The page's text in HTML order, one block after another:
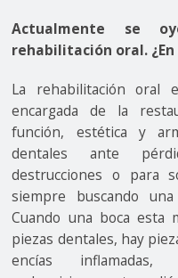
Actualmente se
rehabilitación oral.
La rehabilitación oral
encargada de la
función, estética y
dentales ante
destrucciones o para
siempre buscando
Cuando una boca esta
piezas dentales, hay
encías inflamadas,